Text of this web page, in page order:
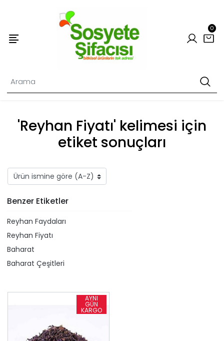
0
'Reyhan Fiyatı' kelimesi için
etiket sonuçları
Benzer Etiketler
Reyhan Faydaları
Reyhan Fiyatı
Baharat
Baharat Çeşitleri